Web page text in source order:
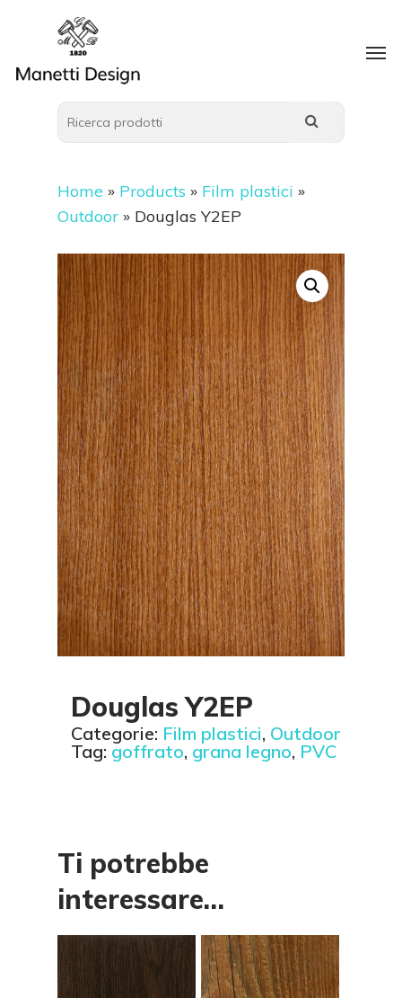
Home » Products » Film plastici »
Outdoor » Douglas Y2EP
Douglas Y2EP
Categorie: Film plastici, Outdoor
Tag: goffrato, grana legno, PVC
Ti potrebbe
interessare…